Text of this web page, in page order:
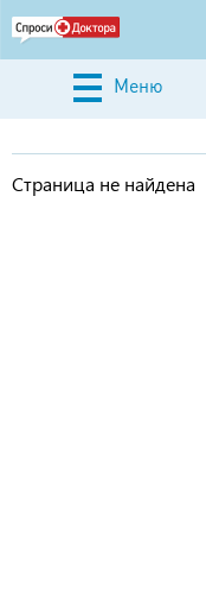
Меню
Страница не найдена